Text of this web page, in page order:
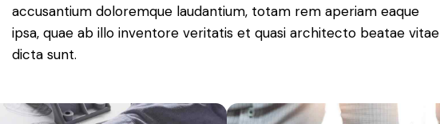
accusantium doloremque laudantium, totam rem aperiam eaque
ipsa, quae ab illo inventore veritatis et quasi architecto beatae vitae
dicta sunt.